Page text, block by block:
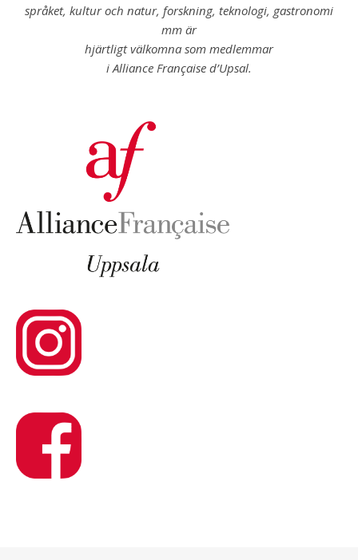
språket, kultur och natur, forskning, teknologi, gastronomi
mm är
hjärtligt välkomna som medlemmar
i Alliance Française d’Upsal.